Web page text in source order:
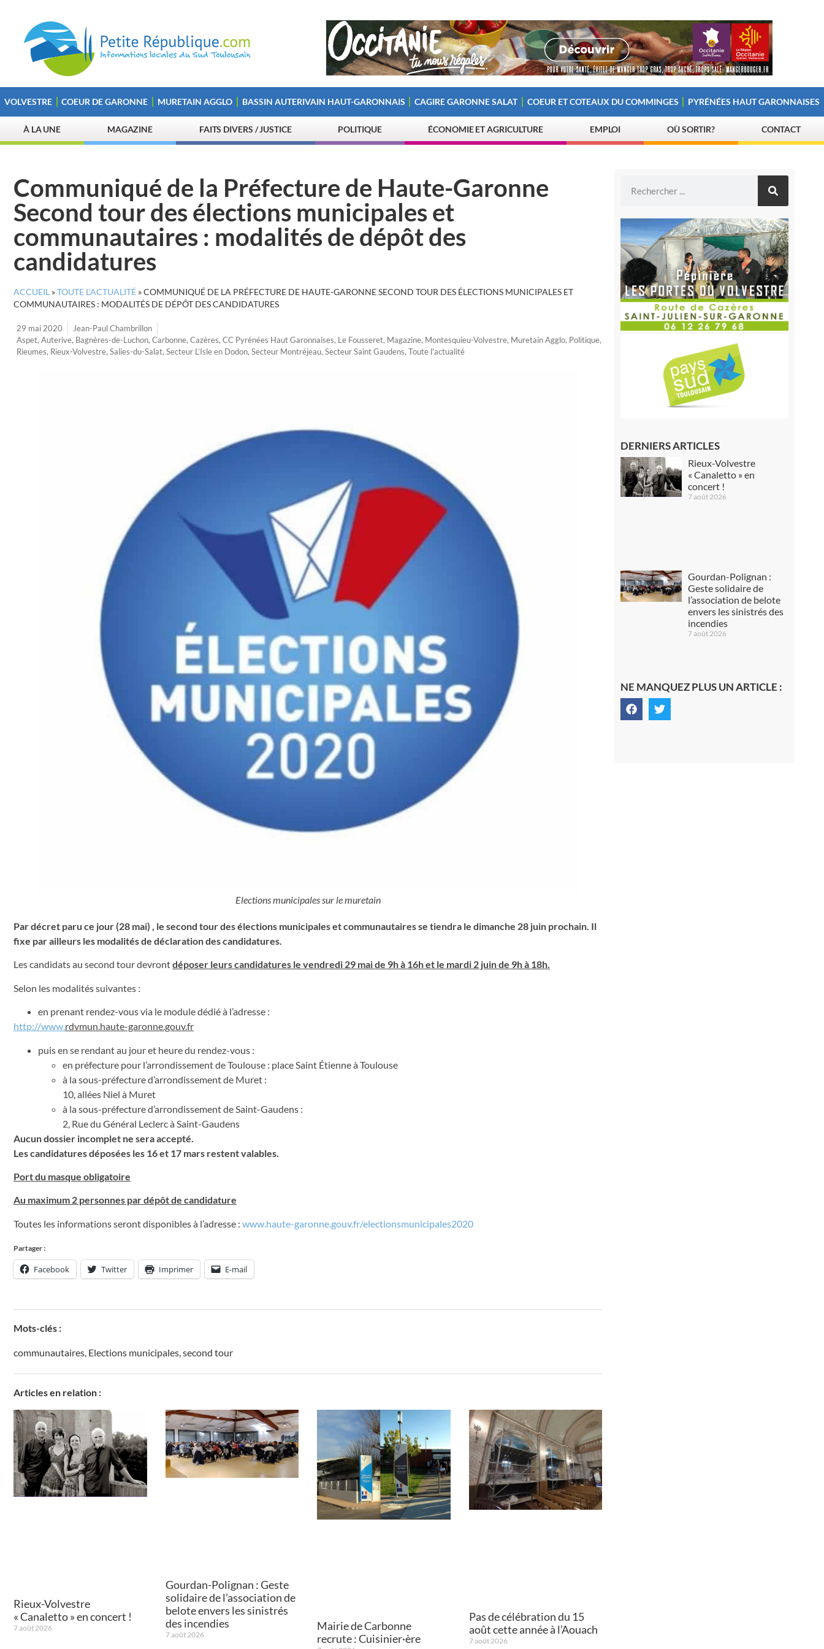
VOLVESTRE COEUR DE GARONNE MURETAIN AGGLO BASSIN AUTERIVAIN HAUT-GARONNAIS CAGIRE GARONNE SALAT COEUR ET COTEAUX DU COMMINGES PYRÉNÉES HAUT GARONNAISES
À LA UNE MAGAZINE FAITS DIVERS / JUSTICE POLITIQUE ÉCONOMIE ET AGRICULTURE EMPLOI OÙ SORTIR? CONTACT
Communiqué de la Préfecture de Haute-Garonne
Second tour des élections municipales et
communautaires : modalités de dépôt des
candidatures
ACCUEIL »TOUTE L’ACTUALITÉ »COMMUNIQUÉ DE LA PRÉFECTURE DE HAUTE-GARONNE SECOND TOUR DES ÉLECTIONS MUNICIPALES ET
COMMUNAUTAIRES : MODALITÉS DE DÉPÔT DES CANDIDATURES
29 mai 2020
Jean-Paul Chambrillon
Aspet, Auterive, Bagnères-de-Luchon, Carbonne, Cazères, CC Pyrénées Haut Garonnaises, Le Fousseret, Magazine, Montesquieu-Volvestre, Muretain Agglo, Politique,
Rieumes, Rieux-Volvestre, Salies-du-Salat, Secteur L’Isle en Dodon, Secteur Montréjeau, Secteur Saint Gaudens, Toute l'actualité
Elections municipales sur le muretain
Par décret paru ce jour (28 mai) , le second tour des élections municipales et communautaires se tiendra le dimanche 28 juin prochain. Il
fixe par ailleurs les modalités de déclaration des candidatures.
Les candidats au second tour devrontdéposer leurs candidatures le vendredi 29 mai de 9h à 16h et le mardi 2 juin de 9h à 18h.
Selon les modalités suivantes :
en prenant rendez-vous via le module dédié à l’adresse :
http://www.rdvmun.haute-garonne.gouv.fr
puis en se rendant au jour et heure du rendez-vous :
en préfecture pour l’arrondissement de Toulouse : place Saint Étienne à Toulouse
à la sous-préfecture d’arrondissement de Muret :
10, allées Niel à Muret
à la sous-préfecture d’arrondissement de Saint-Gaudens :
2, Rue du Général Leclerc à Saint-Gaudens
Aucun dossier incomplet ne sera accepté.
Les candidatures déposées les 16 et 17 mars restent valables.
Port du masque obligatoire
Au maximum 2 personnes par dépôt de candidature
Toutes les informations seront disponibles à l’adresse : www.haute-garonne.gouv.fr/electionsmunicipales2020
Partager :
Facebook Twitter Imprimer E-mail
Mots-clés :
communautaires, Elections municipales,second tour
Articles en relation :
Rieux-Volvestre
« Canaletto » en concert !
7 août 2026
Gourdan-Polignan : Geste
solidaire de l’association de
belote envers les sinistrés
des incendies
7 août 2026
Mairie de Carbonne
recrute : Cuisinier·ère
Pas de célébration du 15
août cette année à l’Aouach
7 août 2026
DERNIERS ARTICLES
Rieux-Volvestre
« Canaletto » en
concert !
7 août 2026
Gourdan-Polignan :
Geste solidaire de
l’association de belote
envers les sinistrés des
incendies
7 août 2026
NE MANQUEZ PLUS UN ARTICLE :